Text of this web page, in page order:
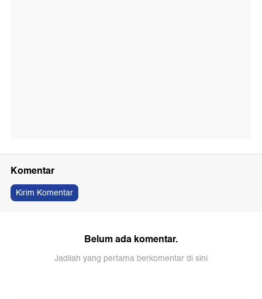
Komentar
Kirim Komentar
Belum ada komentar.
Jadilah yang pertama berkomentar di sini